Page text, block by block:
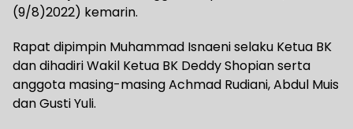
(9/8)2022) kemarin.
Rapat dipimpin Muhammad Isnaeni selaku Ketua BK
dan dihadiri Wakil Ketua BK Deddy Shopian serta
anggota masing-masing Achmad Rudiani, Abdul Muis
dan Gusti Yuli.